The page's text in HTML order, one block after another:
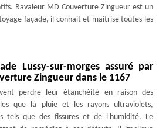
Ravaleur MD Couverture Zingueur est un
façade, il connait et maitrise toutes les
Lussy-sur-morges assuré par
Zingueur dans le 1167
perdre leur étanchéité en raison des
que la pluie et les rayons ultraviolets,
tels que des fissures et de l'humidité. Le